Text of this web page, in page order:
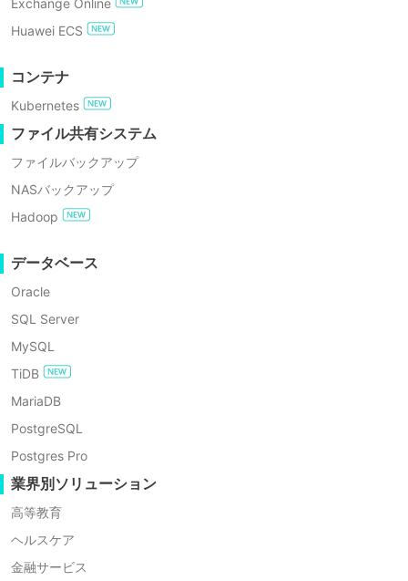
Exchange Online
Huawei ECS
コンテナ
Kubernetes
ファイル共有システム
ファイルバックアップ
NASバックアップ
Hadoop
データベース
Oracle
SQL Server
MySQL
TiDB
MariaDB
PostgreSQL
Postgres Pro
業界別ソリューション
高等教育
ヘルスケア
金融サービス
は、仮想マシン、物理マシン、アプリケ
など、Vinchinがサポートするすべての
ワークロードに適用され、ユーザーに高
いスケーラビリティとコスト効率の高い
ソリューションを使用したデータ保護の
柔軟な選択肢を提供します
クラウドバックアップに
Vinchinは安全で高効率なクラウドバックアップソリュ
ーションを提供します